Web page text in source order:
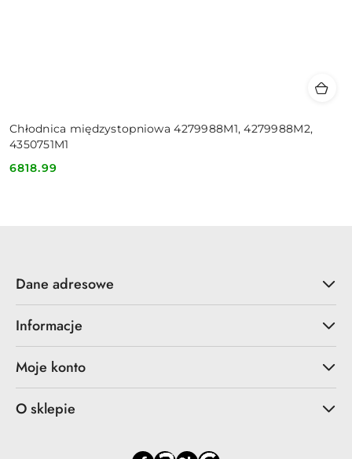
Chłodnica międzystopniowa 4279988M1, 4279988M2,
4350751M1
Cena:
6818.99
Dane adresowe
Informacje
Moje konto
O sklepie